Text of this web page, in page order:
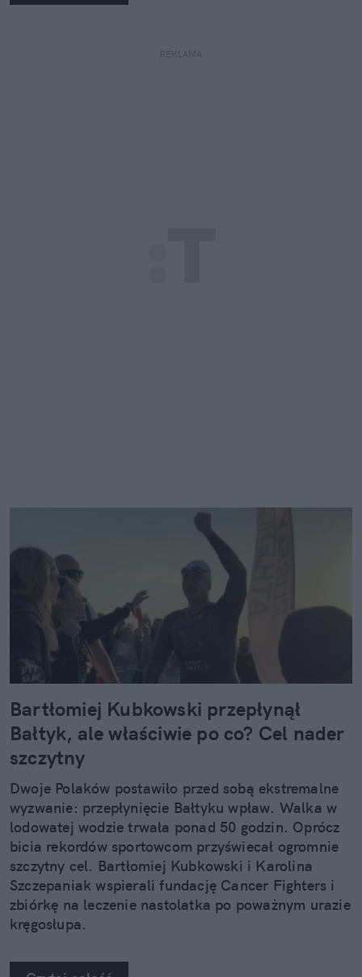
REKLAMA
Bartłomiej Kubkowski przepłynął
Bałtyk, ale właściwie po co? Cel nader
szczytny
Dwoje Polaków postawiło przed sobą ekstremalne
wyzwanie: przepłynięcie Bałtyku wpław. Walka w
lodowatej wodzie trwała ponad 50 godzin. Oprócz
bicia rekordów sportowcom przyświecał ogromnie
szczytny cel. Bartłomiej Kubkowski i Karolina
Szczepaniak wspierali fundację Cancer Fighters i
zbiórkę na leczenie nastolatka po poważnym urazie
kręgosłupa.